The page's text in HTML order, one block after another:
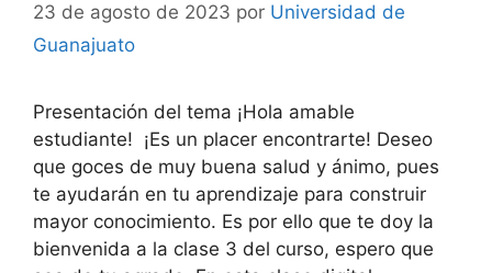
23 de agosto de 2023 por Universidad de
Guanajuato
Presentación del tema ¡Hola amable
estudiante! ¡Es un placer encontrarte! Deseo
que goces de muy buena salud y ánimo, pues
te ayudarán en tu aprendizaje para construir
mayor conocimiento. Es por ello que te doy la
bienvenida a la clase 3 del curso, espero que